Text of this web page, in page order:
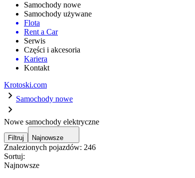
Samochody nowe
Samochody używane
Flota
Rent a Car
Serwis
Części i akcesoria
Kariera
Kontakt
Krotoski.com
Samochody nowe
Nowe samochody elektryczne
Filtruj Najnowsze
Znalezionych pojazdów: 246
Sortuj:
Najnowsze